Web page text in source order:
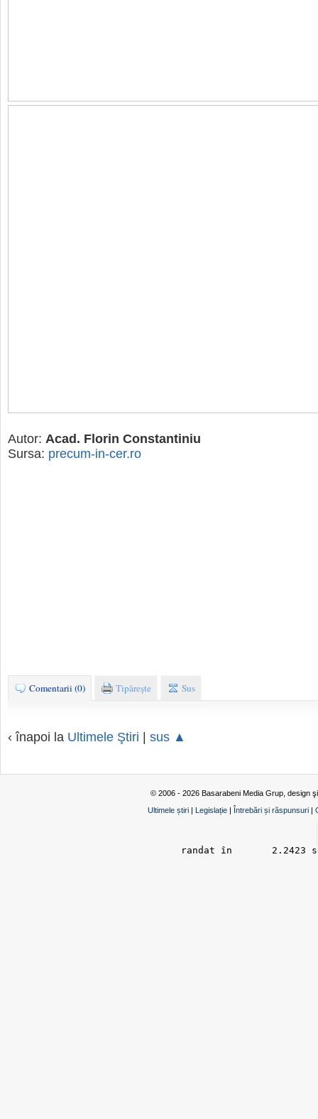
Autor: Acad. Florin Constantiniu
Sursa: precum-in-cer.ro
Comentarii (0) Tipăreşte Sus
‹ înapoi la Ultimele Ştiri sus ▲
© 2006 - 2026 Basarabeni Media Grup, design
Ultimele știri | Legislație | Întrebări și răspunsuri |
randat în